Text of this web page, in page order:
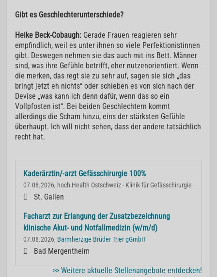
Gibt es Geschlechterunterschiede?
Heike Beck-Cobaugh: Gerade Frauen reagieren sehr
empfindlich, weil es unter ihnen so viele Perfektionistinnen
gibt. Deswegen nehmen sie das auch mit ins Bett. Männer
sind, was ihre Gefühle betrifft, eher nutzenorientiert. Wenn
die merken, das regt sie zu sehr auf, sagen sie sich „das
bringt jetzt eh nichts“ oder schieben es von sich nach der
Devise „was kann ich denn dafür, wenn das so ein
Vollpfosten ist“. Bei beiden Geschlechtern kommt
allerdings die Scham hinzu, eins der stärksten Gefühle
überhaupt. Ich will nicht sehen, dass der andere tatsächlich
recht hat.
Kaderärztin/-arzt Gefässchirurgie 100%
07.08.2026, hoch Health Ostschweiz - Klinik für Gefässchirurgie
St. Gallen
Facharzt zur Erlangung der Zusatzbezeichnung
klinische Akut- und Notfallmedizin (w/m/d)
07.08.2026, Barmherzige Brüder Trier gGmbH
Bad Mergentheim
>> Weitere aktuelle Stellenangebote entdecken!